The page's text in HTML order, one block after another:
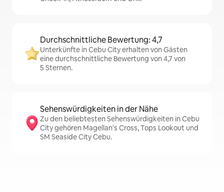
Durchschnittliche Bewertung: 4,7
Unterkünfte in Cebu City erhalten von Gästen
eine durchschnittliche Bewertung von 4,7 von
5 Sternen.
Sehenswürdigkeiten in der Nähe
Zu den beliebtesten Sehenswürdigkeiten in Cebu
City gehören Magellan's Cross, Tops Lookout und
SM Seaside City Cebu.